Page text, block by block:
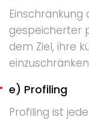
gespeicherter
dem Ziel, ihre
e) Profiling
Profiling ist